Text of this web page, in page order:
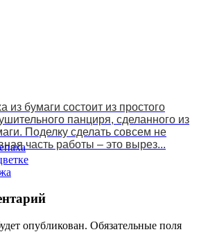
бумаги состоит из простого
панциря, сделанного из
Поделку сделать совсем не
часть работы – это вырез...
опубликован. Обязательные поля